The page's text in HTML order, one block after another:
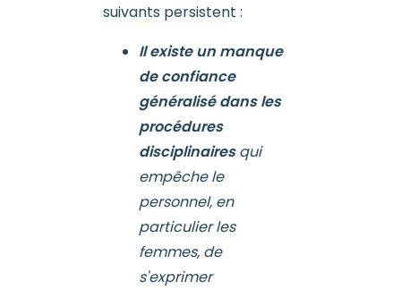
suivants persistent :
Il existe un manque
de confiance
généralisé dans les
procédures
disciplinairesqui
empêche le
personnel, en
particulier les
femmes, de
s'exprimer